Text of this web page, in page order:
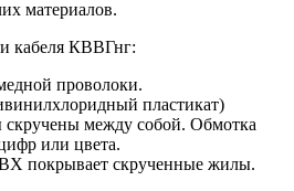
материалов.
кабеля КВВГнг:
проволоки.
пластикат)
между собой. Обмотка
или цвета.
покрывает скрученные жилы.